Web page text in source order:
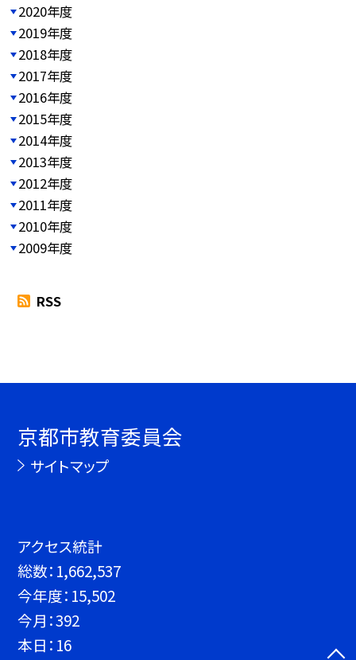
2020年度
2019年度
2018年度
2017年度
2016年度
2015年度
2014年度
2013年度
2012年度
2011年度
2010年度
2009年度
RSS
京都市教育委員会
サイトマップ
アクセス統計
総数： 1,662,537
今年度： 15,502
今月：392
本日： 16